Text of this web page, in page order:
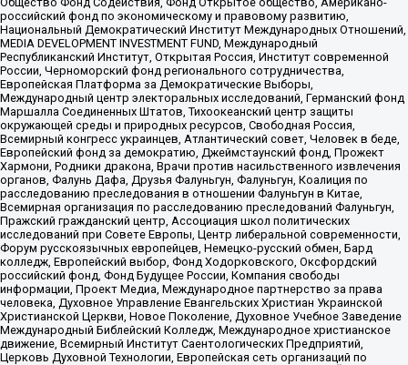
российский фонд по экономическому и правовому развитию,
Национальный Демократический Институт Международных Отношений,
MEDIA DEVELOPMENT INVESTMENT FUND, Международный
Республиканский Институт, Открытая Россия, Институт современной
России, Черноморский фонд регионального сотрудничества,
Европейская Платформа за Демократические Выборы,
Международный центр электоральных исследований, Германский фонд
Маршалла Соединенных Штатов, Тихоокеанский центр защиты
окружающей среды и природных ресурсов, Свободная Россия,
Всемирный конгресс украинцев, Атлантический совет, Человек в беде,
Европейский фонд за демократию, Джеймстаунский фонд, Прожект
Хармони, Родники дракона, Врачи против насильственного извлечения
органов, Фалунь Дафа, Друзья Фалуньгун, Фалуньгун, Коалиция по
расследованию преследования в отношении Фалуньгун в Китае,
Всемирная организация по расследованию преследований Фалуньгун,
Пражский гражданский центр, Ассоциация школ политических
исследований при Совете Европы, Центр либеральной современности,
Форум русскоязычных европейцев, Немецко-русский обмен, Бард
колледж, Европейский выбор, Фонд Ходорковского, Оксфордский
российский фонд, Фонд Будущее России, Компания свободы
информации, Проект Медиа, Международное партнерство за права
человека, Духовное Управление Евангельских Христиан Украинской
Христианской Церкви, Новое Поколение, Духовное Учебное Заведение
Международный Библейский Колледж, Международное христианское
движение, Всемирный Институт Саентологических Предприятий,
Церковь Духовной Технологии, Европейская сеть организаций по